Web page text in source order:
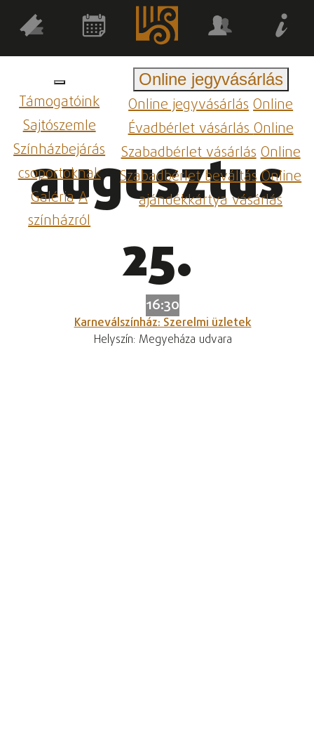
Támogatóink
Sajtószemle
Színházbejárás
csoportoknak
GalériaA
színházról
Online jegyvásárlás
Online jegyvásárlásOnline
Évadbérlet vásárlásOnline
Szabadbérlet vásárlásOnline
Szabadbérlet beváltásOnline
ajándékkártya vásárlás
augusztus
25.
16:30
Karneválszínház: Szerelmi üzletek
Helyszín: Megyeháza udvara